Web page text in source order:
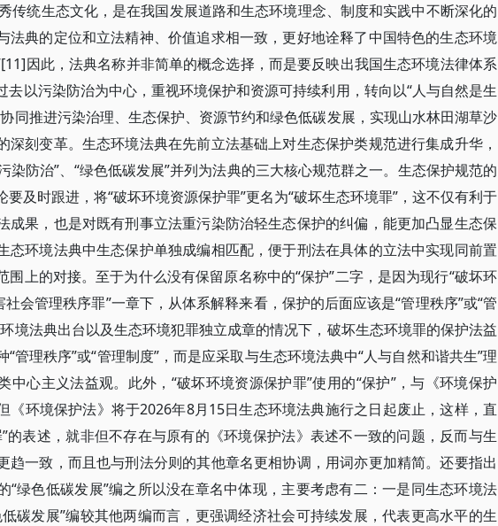
传统生态文化，是在我国发展道路和生态环境理念、制度和实践中不断深化的
法典的定位和立法精神、价值追求相一致，更好地诠释了中国特色的生态环境
因此，法典名称并非简单的概念选择，而是要反映出我国生态环境法律体系
去以污染防治为中心，重视环境保护和资源可持续利用，转向以“人与自然是生
同推进污染治理、生态保护、资源节约和绿色低碳发展，实现山水林田湖草沙
深刻变革。生态环境法典在先前立法基础上对生态保护类规范进行集成升华，
染防治”、“绿色低碳发展”并列为法典的三大核心规范群之一。生态保护规范的
及时跟进，将“破坏环境资源保护罪”更名为“破坏生态环境罪”，这不仅有利于
成果，也是对既有刑事立法重污染防治轻生态保护的纠偏，能更加凸显生态保
态环境法典中生态保护单独成编相匹配，便于刑法在具体的立法中实现同前置
围上的对接。至于为什么没有保留原名称中的“保护”二字，是因为现行“破坏环
社会管理秩序罪”一章下，从体系解释来看，保护的后面应该是“管理秩序”或“管
境法典出台以及生态环境犯罪独立成章的情况下，破坏生态环境罪的保护法益
管理秩序”或“管理制度”，而是应采取与生态环境法典中“人与自然和谐共生”理
中心主义法益观。此外，“破坏环境资源保护罪”使用的“保护”，与《环境保护
《环境保护法》将于2026年8月15日生态环境法典施行之日起废止，这样，直
的表述，就非但不存在与原有的《环境保护法》表述不一致的问题，反而与生
趋一致，而且也与刑法分则的其他章名更相协调，用词亦更加精简。还要指出
“绿色低碳发展”编之所以没在章名中体现，主要考虑有二：一是同生态环境法
碳发展”编较其他两编而言，更强调经济社会可持续发展，代表更高水平的生